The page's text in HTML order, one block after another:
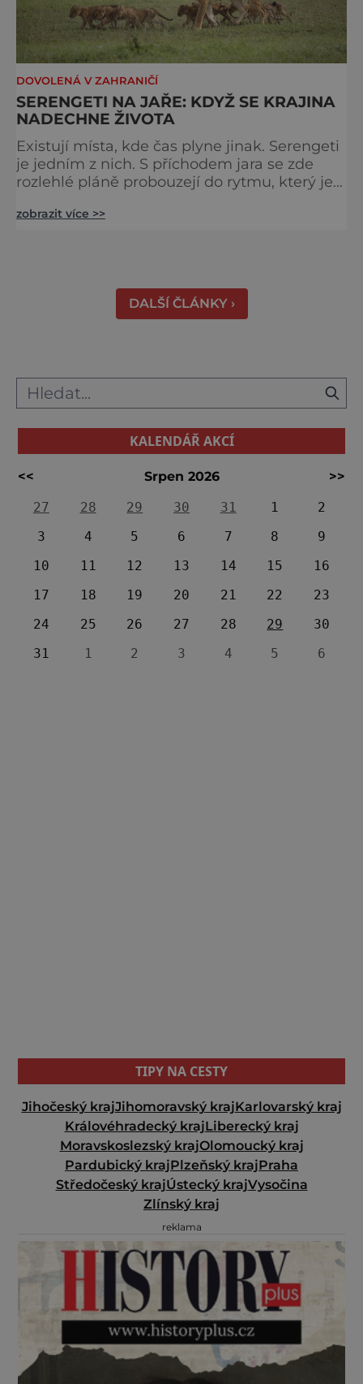
DOVOLENÁ V ZAHRANIČÍ
SERENGETI NA JAŘE: KDYŽ SE KRAJINA
NADECHNE ŽIVOTA
Existují místa, kde čas plyne jinak. Serengeti
je jedním z nich. S příchodem jara se zde
rozlehlé pláně probouzejí do rytmu, který je
tráva svěží a horizont nekonečný. A právě v
shromažďují statisíce zvířat. Více než 1,5
milionu pakoňů, dop
zobrazit více >>
DALŠÍ ČLÁNKY ›
KALENDÁŘ AKCÍ
<< Srpen 2026
>>
27
28 29 30 31 1
2
3
4 5 6 7 8
9
10
11 12 13 14 15
16
17
18 19 20 21 22
23
24
25 26 27 28 29
30
31
1 2 3 4 5 6
TIPY NA CESTY
Jihočeský krajJihomoravský krajKarlovarský kraj
Královéhradecký krajLiberecký kraj
Moravskoslezský krajOlomoucký kraj
Pardubický krajPlzeňský krajPraha
Středočeský krajÚstecký krajVysočina
Zlínský kraj
reklama